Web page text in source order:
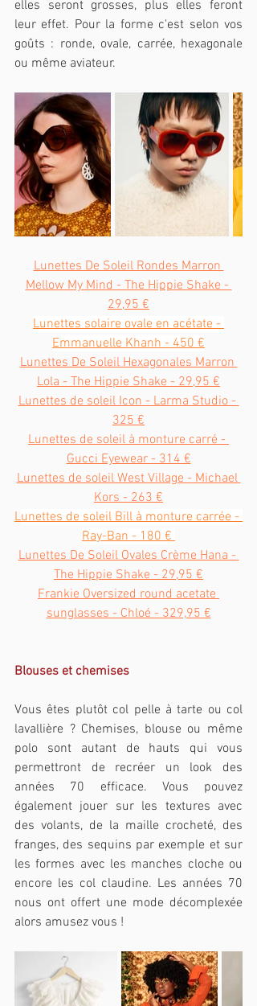
elles seront grosses, plus elles feront
leur effet. Pour la forme c'est selon vos
goûts : ronde, ovale, carrée, hexagonale
ou même aviateur.
Lunettes De Soleil Rondes Marron
Mellow My Mind - The Hippie Shake -
29,95 €
Lunettes solaire ovale en acétate -
Emmanuelle Khanh - 450 €
Lunettes De Soleil Hexagonales Marron
Lola - The Hippie Shake - 29,95 €
Lunettes de soleil Icon - Larma Studio -
325 €
Lunettes de soleil à monture carré -
Gucci Eyewear - 314 €
Lunettes de soleil West Village - Michael
Kors - 263 €
Lunettes de soleil Bill à monture carrée -
Ray-Ban - 180 €
Lunettes De Soleil Ovales Crème Hana -
The Hippie Shake - 29,95 €
Frankie Oversized round acetate
sunglasses - Chloé - 329,95 €
Blouses et chemises
Vous êtes plutôt col pelle à tarte ou col
lavallière ? Chemises, blouse ou même
polo sont autant de hauts qui vous
permettront de recréer un look des
années 70 efficace. Vous pouvez
également jouer sur les textures avec
des volants, de la maille crocheté, des
franges, des sequins par exemple et sur
les formes avec les manches cloche ou
encore les col claudine. Les années 70
nous ont offert une mode décomplexée
alors amusez vous !